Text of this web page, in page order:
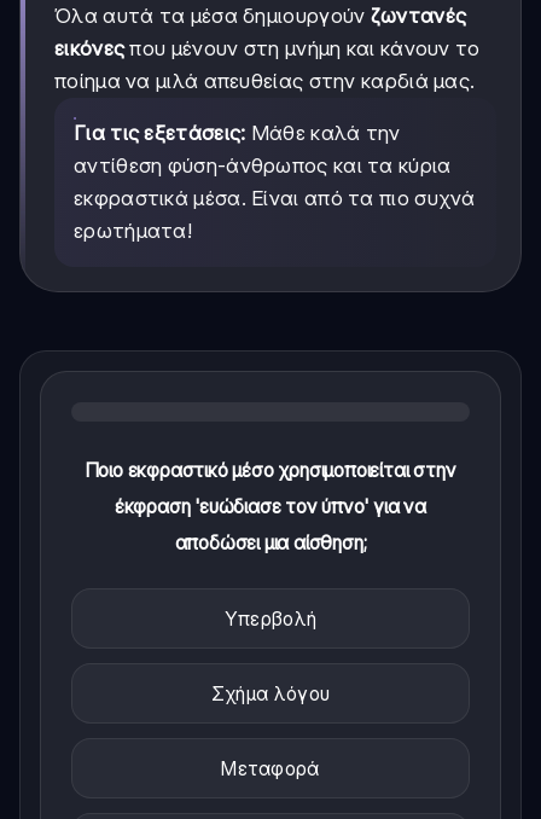
Όλα αυτά τα μέσα δημιουργούν ζωντανές
εικόνεςπου μένουν στη μνήμη και κάνουν το
ποίημα να μιλά απευθείας στην καρδιά μας.
Για τις εξετάσεις: Μάθε καλά την
αντίθεση φύση-άνθρωπος και τα κύρια
εκφραστικά μέσα. Είναι από τα πιο συχνά
ερωτήματα!
Ποιο εκφραστικό μέσο χρησιμοποιείται στην
έκφραση 'ευώδιασε τον ύπνο' για να
αποδώσει μια αίσθηση;
Υπερβολή
Σχήμα λόγου
Μεταφορά